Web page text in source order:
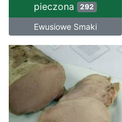
pieczona 292
Ewusiowe Smaki